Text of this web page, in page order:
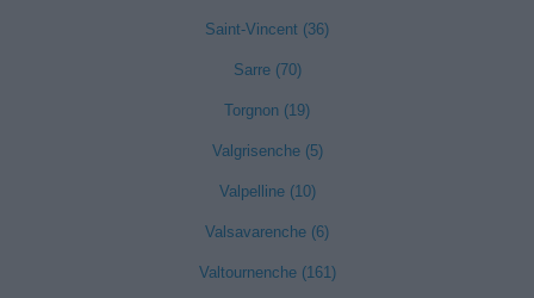
Saint-Vincent (36)
Sarre (70)
Torgnon (19)
Valgrisenche (5)
Valpelline (10)
Valsavarenche (6)
Valtournenche (161)